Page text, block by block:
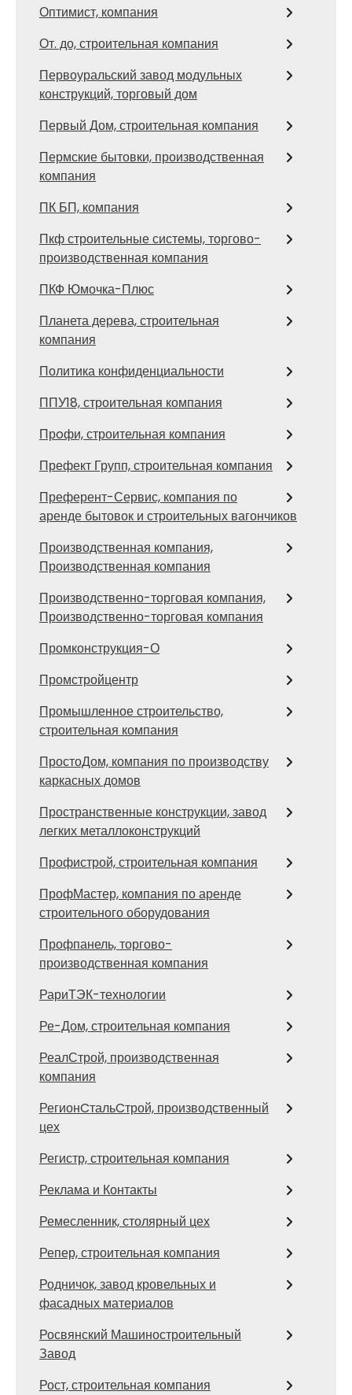
Оптимист, компания
От. до, строительная компания
Первоуральский завод модульных
конструкций, торговый дом
Первый Дом, строительная компания
Пермские бытовки, производственная
компания
ПК БП, компания
Пкф строительные системы, торгово-
производственная компания
ПКФ Юмочка-Плюс
Планета дерева, строительная
компания
Политика конфиденциальности
ППУ18, строительная компания
Прoфи, строительная компания
Префект Групп, строительная компания
Преферент-Сервис, компания по
аренде бытовок и строительных вагончиков
Производственная компания,
Производственная компания
Производственно-торговая компания,
Производственно-торговая компания
Промконструкция-О
Промстройцентр
Промышленное строительство,
строительная компания
ПростоДом, компания по производству
каркасных домов
Пространственные конструкции, завод
легких металлоконструкций
Профистрой, строительная компания
ПрофМастер, компания по аренде
строительного оборудования
Профпанель, торгово-
производственная компания
РариТЭК-технологии
Ре-Дом, строительная компания
РеалСтрой, производственная
компания
РегионCтальCтрой, производственный
цех
Регистр, строительная компания
Реклама и Контакты
Ремесленник, столярный цех
Репер, строительная компания
Родничок, завод кровельных и
фасадных материалов
Росвянский Машиностроительный
Завод
Рост, строительная компания